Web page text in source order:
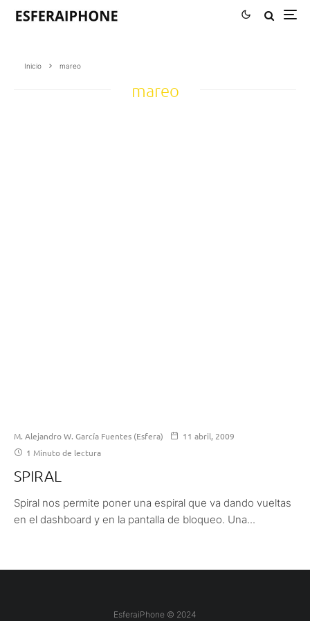
Inicio mareo
mareo
M. Alejandro W. García Fuentes (Esfera)
11 abril, 2009
1 Minuto de lectura
SPIRAL
Spiral nos permite poner una espiral que va dando vueltas
en el dashboard y en la pantalla de bloqueo. Una...
EsferaiPhone © 2024